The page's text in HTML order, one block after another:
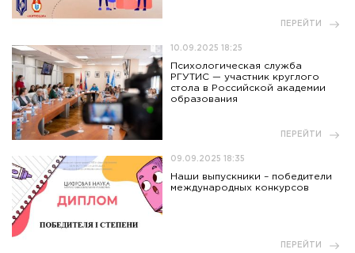
ПЕРЕЙТИ
10.09.2025 18:25
Психологическая служба
РГУТИС — участник круглого
стола в Российской академии
образования
ПЕРЕЙТИ
09.09.2025 18:35
Наши выпускники – победители
международных конкурсов
ПЕРЕЙТИ